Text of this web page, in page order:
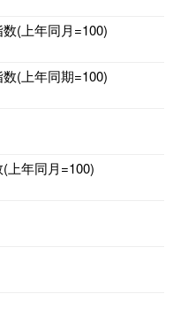
(上年同月=100)
(上年同期=100)
上年同月=100)